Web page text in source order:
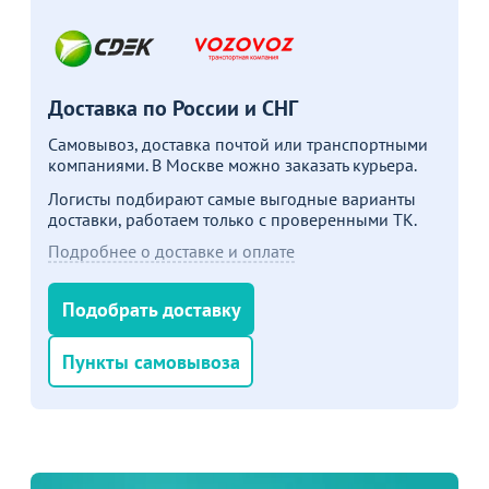
Доставка по России и СНГ
Самовывоз, доставка почтой или транспортными
компаниями. В Москве можно заказать курьера.
Логисты подбирают самые выгодные варианты
доставки, работаем только с проверенными ТК.
Подробнее о доставке и оплате
Подобрать доставку
Пункты самовывоза
В корзине
С этим товаром покупают
235₽